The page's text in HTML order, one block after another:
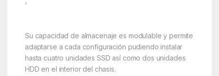
‘
Su capacidad de almacenaje es modulable y permite
adaptarse a cada configuración pudiendo instalar
hasta cuatro unidades SSD así como dos unidades
HDD en el interior del chasis.